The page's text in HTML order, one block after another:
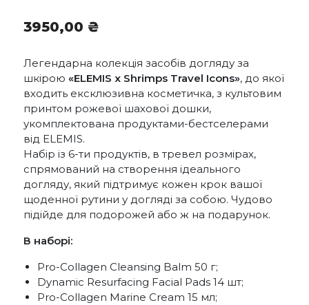
3950,00 ₴
Легендарна колекція засобів догляду за
шкірою «ELEMIS x Shrimps Travel Icons», до якої
входить ексклюзивна косметичка, з культовим
принтом рожевої шахової дошки,
укомплектована продуктами-бестселерами
від ELEMIS.
Набір із 6-ти продуктів, в тревел розмірах,
спрямований на створення ідеального
догляду, який підтримує кожен крок вашої
щоденної рутини у догляді за собою. Чудово
підійде для подорожей або ж на подарунок.
В наборі:
Pro-Collagen Cleansing Balm 50 г;
Dynamic Resurfacing Facial Pads 14 шт;
Pro-Collagen Marine Cream 15 мл;